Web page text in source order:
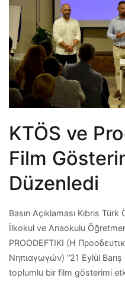
KTÖS ve
Film
Düzenledi
Basın Açıklaması Kıbrıs
İlkokul ve Anaokulu
PROODEFTIKI (Η
Νηπιαγωγών) “21 Eylül
toplumlu bir film gösterimi